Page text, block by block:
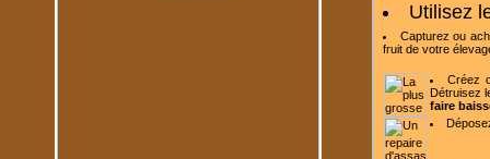
Utilisez
Capturez ou
fruit de votre
Créez
Détruisez
faire